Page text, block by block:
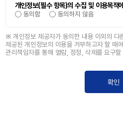
개인정보(필수 항목)의 수집 및 이용목적
동의함 동의하지 않음
※ 개인정보 제공자가 동의한 내용 이외의 다
제공된 개인정보의 이용을 거부하고자 할 때
관리책임자를 통해 열람, 정정, 삭제를 요구
확인